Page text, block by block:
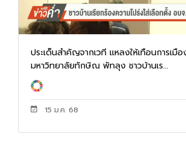
ประเด็นสำคัญจากเวที แหลงให้เทือนการเมื
มหาวิทยาลัยทักษิณ พัทลุง ชาวบ้านเร...
15 ม.ค. 68